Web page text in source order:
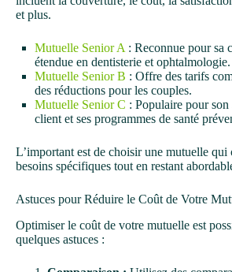
et plus.
Mutuelle Senior A : Reconnue pour sa
étendue en dentisterie et ophtalmologie.
Mutuelle Senior B : Offre des tarifs
des réductions pour les couples.
Mutuelle Senior C : Populaire pour son
client et ses programmes de santé
L’important est de choisir une mutuelle qui
besoins spécifiques tout en restant
Astuces pour Réduire le Coût de Votre
Optimiser le coût de votre mutuelle est
quelques astuces :